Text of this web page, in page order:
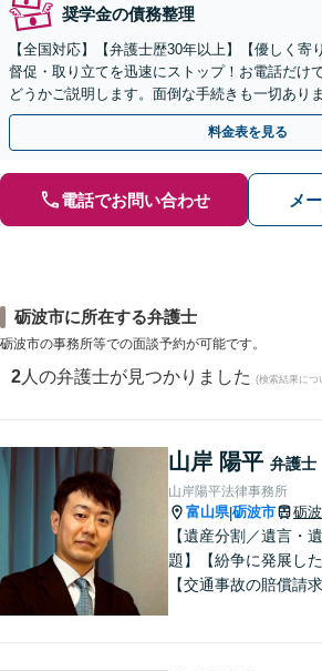
奨学金の債務整理
【全国対応】【弁護士歴30年以上】【優しく寄
督促・取り立てを迅速にストップ！お電話だけ
どうかご説明します。面倒な手続きも一切あり
まず、お気軽にご相談ください。【電話相談可
料金表を見る
電話でお問い合わせ メ
砺波市に所在する弁護士
砺波市の事務所等での面談予約が可能です。
2 人の弁護士が見つかりました (検索結果につ
山岸 陽平 弁護士
山岸陽平法律事務所
富山県|砺波市 砺
【遺産分割／遺言・
題】【紛争に発展した
【交通事故の賠償請求